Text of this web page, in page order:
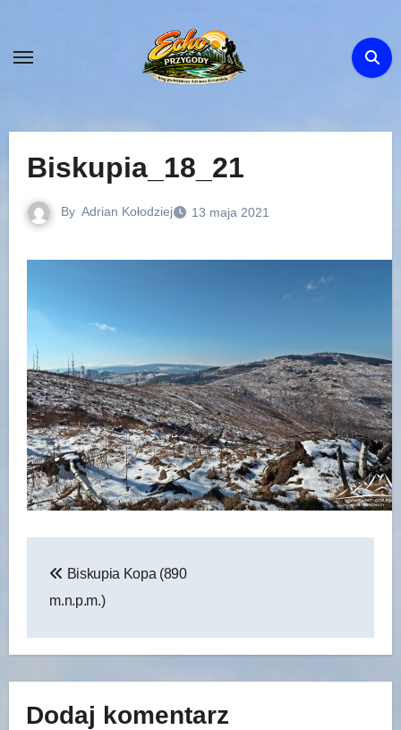
content
Biskupia_18_21
By Adrian Kołodziej 13 maja 2021
wpisu
Biskupia Kopa (890
m.n.p.m.)
Dodaj komentarz